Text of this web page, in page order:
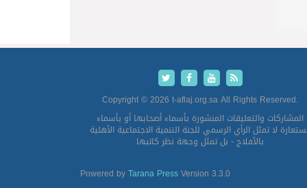
Copyright © 2026 t-aflaj.org.sa All Rights Reserved.
المشاركات والتعليقات المنشورة بأسماء أصحابها أو بأسماء
لا تمثل الرأي الرسمي للجنة التنمية الاجتماعية الأهلية
بالأفلاج - بل تمثل وجهة نظر كاتبها
Powered byTarana PressVersion 3.3.0